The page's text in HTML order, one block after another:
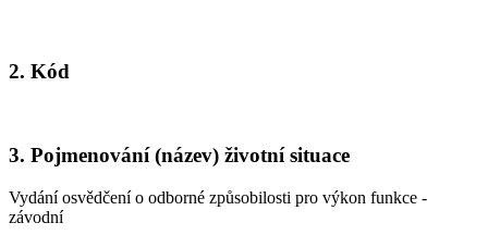
2. Kód
3. Pojmenování (název) životní situace
Vydání osvědčení o odborné způsobilosti pro výkon funkce -
závodní